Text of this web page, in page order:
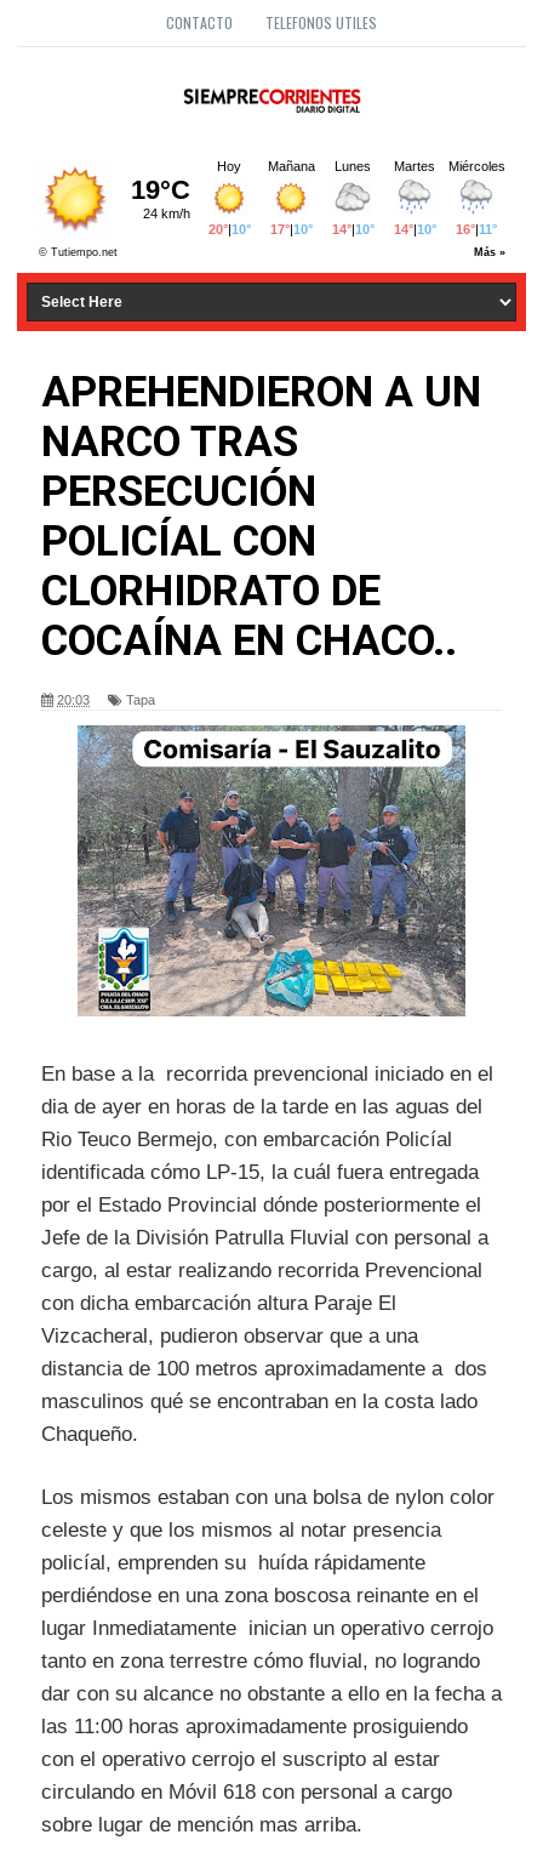
CONTACTO TELEFONOS UTILES
APREHENDIERON A UN
NARCO TRAS
PERSECUCIÓN
POLICÍAL CON
CLORHIDRATO DE
COCAÍNA EN CHACO..
20:03 Tapa
En base a la recorrida prevencional iniciado en el
dia de ayer en horas de la tarde en las aguas del
Rio Teuco Bermejo, con embarcación Policíal
identificada cómo LP-15, la cuál fuera entregada
por el Estado Provincial dónde posteriormente el
Jefe de la División Patrulla Fluvial con personal a
cargo, al estar realizando recorrida Prevencional
con dicha embarcación altura Paraje El
Vizcacheral, pudieron observar que a una
distancia de 100 metros aproximadamente a dos
masculinos qué se encontraban en la costa lado
Chaqueño.
Los mismos estaban con una bolsa de nylon color
celeste y que los mismos al notar presencia
policíal, emprenden su huída rápidamente
perdiéndose en una zona boscosa reinante en el
lugar Inmediatamente inician un operativo cerrojo
tanto en zona terrestre cómo fluvial, no logrando
dar con su alcance no obstante a ello en la fecha a
las 11:00 horas aproximadamente prosiguiendo
con el operativo cerrojo el suscripto al estar
circulando en Móvil 618 con personal a cargo
sobre lugar de mención mas arriba.